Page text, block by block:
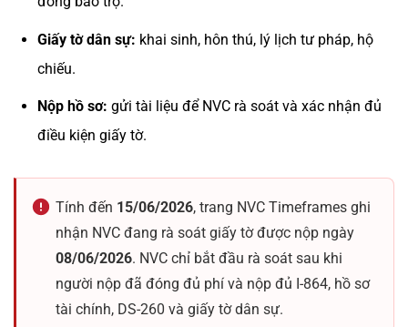
Giấy tờ dân sự: khai sinh, hôn thú, lý lịch tư pháp, hộ
chiếu.
Nộp hồ sơ: gửi tài liệu để NVC rà soát và xác nhận đủ
điều kiện giấy tờ.
Tính đến 15/06/2026, trang NVC Timeframes ghi
nhận NVC đang rà soát giấy tờ được nộp ngày
08/06/2026. NVC chỉ bắt đầu rà soát sau khi
người nộp đã đóng đủ phí và nộp đủ I-864, hồ sơ
tài chính, DS-260 và giấy tờ dân sự.